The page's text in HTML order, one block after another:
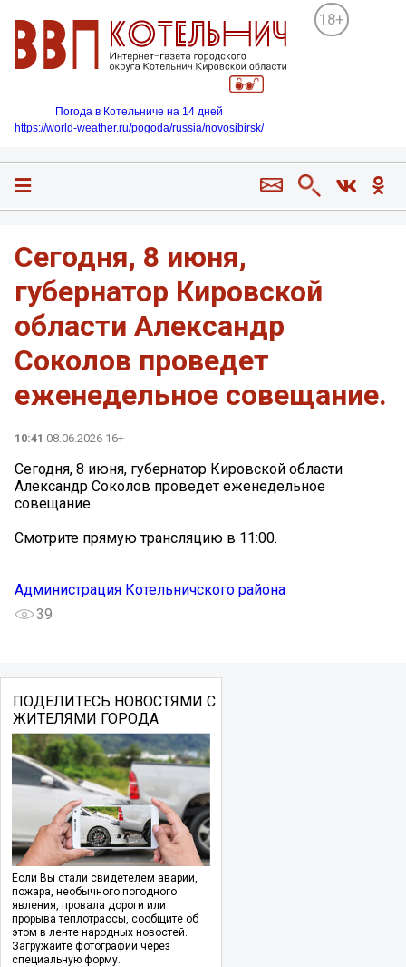
18+
Погода в Котельниче на 14 дней
https://world-weather.ru/pogoda/russia/novosibirsk/
Сегодня, 8 июня,
губернатор Кировской
области Александр
Соколов проведет
еженедельное совещание.
10:41 08.06.2026 16+
Сегодня, 8 июня, губернатор Кировской области
Александр Соколов проведет еженедельное
совещание.
Смотрите прямую трансляцию в 11:00.
Администрация Котельничского района
39
ПОДЕЛИТЕСЬ НОВОСТЯМИ С
ЖИТЕЛЯМИ ГОРОДА
Если Вы стали свидетелем аварии,
пожара, необычного погодного
явления, провала дороги или
прорыва теплотрассы, сообщите об
этом в ленте народных новостей.
Загружайте фотографии через
специальную форму.